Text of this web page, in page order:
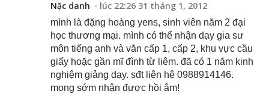
Nặc danh lúc 22:26 31 tháng 1, 2012
mình là đặng hoàng yens, sinh viên năm 2 đại
học thương mại. mình có thể nhận dạy gia sư
môn tiếng anh và văn cấp 1, cấp 2, khu vực cầu
giấy hoặc gần mĩ đình từ liêm. đã có 1 năm kinh
nghiệm giảng dạy. sđt liên hệ 0988914146.
mong sớm nhận được hồi âm!